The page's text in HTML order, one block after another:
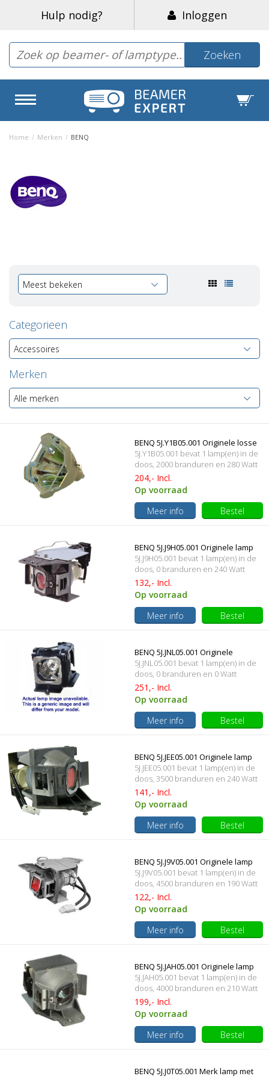
Hulp nodig? Inloggen
Zoeken
Home / Merken / BENQ
Meest bekeken
Categorieen
Accessoires
Merken
Alle merken
BENQ 5J.Y1B05.001 Originele losse
lamp
5J.Y1B05.001 bevat 1 lamp(en) in de
doos, 2000 branduren en 280 Watt
204,- Incl.
Op voorraad
Meer info
Bestel
BENQ 5J.J9H05.001 Originele lamp
met behuizing
5J.J9H05.001 bevat 1 lamp(en) in de
doos, 0 branduren en 240 Watt
132,- Incl.
Op voorraad
Meer info
Bestel
BENQ 5J.JNL05.001 Originele
lampmodule
5J.JNL05.001 bevat 1 lamp(en) in de
doos, 0 branduren en 0 Watt
251,- Incl.
Op voorraad
Meer info
Bestel
BENQ 5J.JEE05.001 Originele lamp
met behuizing
5J.JEE05.001 bevat 1 lamp(en) in de
doos, 3500 branduren en 240 Watt
141,- Incl.
Op voorraad
Meer info
Bestel
BENQ 5J.J9V05.001 Originele lamp
met behuizing
5J.J9V05.001 bevat 1 lamp(en) in de
doos, 4500 branduren en 190 Watt
122,- Incl.
Op voorraad
Meer info
Bestel
BENQ 5J.JAH05.001 Originele lamp
met behuizing
5J.JAH05.001 bevat 1 lamp(en) in de
doos, 4000 branduren en 210 Watt
199,- Incl.
Op voorraad
Meer info
Bestel
BENQ 5J.J0T05.001 Merk lamp met